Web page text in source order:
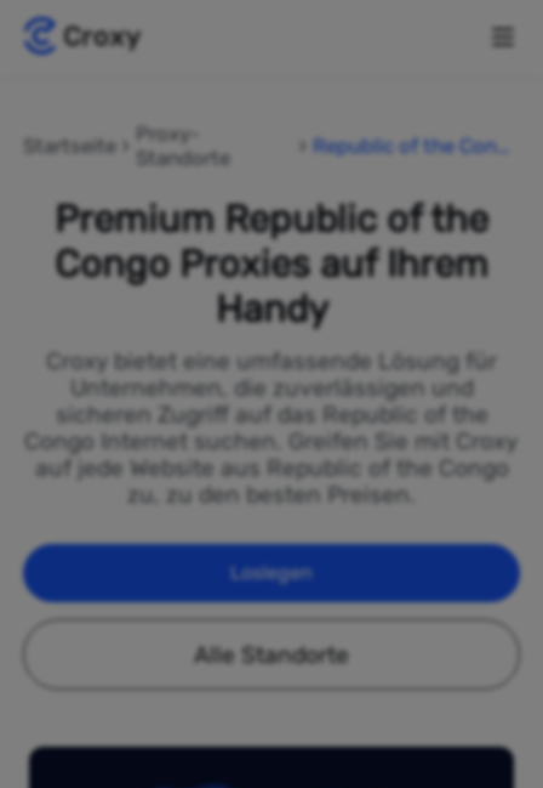
Startseite
Proxy-
Standorte
Republic of the Cong
Premium Republic of the
Congo Proxies auf Ihrem
Handy
Croxy bietet eine umfassende Lösung für
Unternehmen, die zuverlässigen und
sicheren Zugriff auf das Republic of the
Congo Internet suchen. Greifen Sie mit Croxy
auf jede Website aus Republic of the Congo
zu, zu den besten Preisen.
Loslegen
Alle Standorte